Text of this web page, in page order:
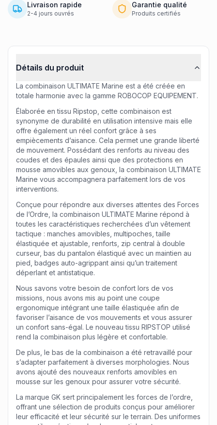
Livraison rapide
2-4 jours ouvrés
Garantie qualité
Produits certifiés
Détails du produit
La combinaison ULTIMATE Marine est a été créée en
totale harmonie avec la gamme ROBOCOP EQUIPEMENT.
Élaborée en tissu Ripstop, cette combinaison est
synonyme de durabilité en utilisation intensive mais elle
offre également un réel confort grâce à ses
empiècements d’aisance. Cela permet une grande liberté
de mouvement. Possédant des renforts au niveau des
coudes et des épaules ainsi que des protections en
mousse amovibles aux genoux, la combinaison ULTIMATE
Marine vous accompagnera parfaitement lors de vos
interventions.
Conçue pour répondre aux diverses attentes des Forces
de l’Ordre, la combinaison ULTIMATE Marine répond à
toutes les caractéristiques recherchées d’un vêtement
tactique : manches amovibles, multipoches, taille
élastiquée et ajustable, renforts, zip central à double
curseur, bas du pantalon élastiqué avec un maintien au
pied, badges auto-agrippant ainsi qu’un traitement
déperlant et antistatique.
Nous savons votre besoin de confort lors de vos
missions, nous avons mis au point une coupe
ergonomique intégrant une taille élastiquée afin de
favoriser l’aisance de vos mouvements et vous assurer
un confort sans-égal. Le nouveau tissu RIPSTOP utilisé
rend la combinaison plus légère et confortable.
De plus, le bas de la combinaison a été retravaillé pour
s’adapter parfaitement à diverses morphologies. Nous
avons ajouté des nouveaux renforts amovibles en
mousse sur les genoux pour assurer votre sécurité.
La marque GK sert principalement les forces de l’ordre,
offrant une sélection de produits conçus pour améliorer
leur efficacité et leur sécurité sur le terrain. Des uniformes